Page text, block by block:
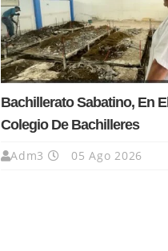
Bachillerato Sabatino, En El
Colegio De Bachilleres
Adm3 05 Ago 2026